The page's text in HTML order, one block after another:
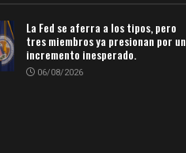
La Fed se aferra a los tipos, pero
tres miembros ya presionan por un
incremento inesperado.
06/08/2026